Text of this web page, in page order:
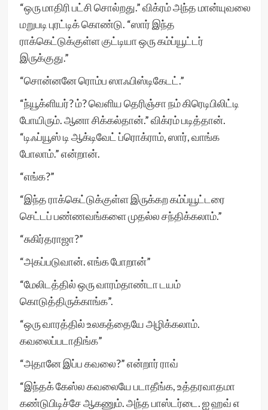
“ஒரு மாதிரி பட்சி சொல்றது.” விக்ரம் அந்த மான்யுவலை
மறுபடி புரட்டிக் கொண்டு. “ஸார் இந்த
ராக்கெட்டுக்குள்ள குட்டியா ஒரு கம்ப்யூட்டர்
இருக்குது.”
“சொன்னனே ரொம்ப ஸாஃபிஸ்டிகேடட்.”
“ந்யூக்ளியர்? ம்? வெளிய தெரிஞ்சா நம் கிரெடிபிலிட்டி
போயிரும். ஆனா சிக்கல்தான்.” விக்ரம் படித்தான்.
“டிஃப்யூஸ் டி ஆக்டிவேட் ப்ரொக்ராம், ஸார், வாங்க
போலாம்.” என்றான்.
“எங்க?”
“இந்த ராக்கெட்டுக்குள்ள இருக்கற கம்ப்யூட்டரை
செட்டப் பண்ணவங்களை முதல்ல சந்திக்கலாம்.”
“சுகிர்தராஜா?”
“அகப்படுவான். எங்க போறான்”
“மேலிடத்தில் ஒரு வாரம்தாண்டா டயம்
கொடுத்திருக்காங்க”.
“ஒரு வாரத்தில் உலகத்தையே அழிக்கலாம்.
கவலைப்படாதிங்க”
“அதானே இப்ப கவலை?” என்றார் ராவ்
“இந்தக் கேஸ்ல கவலையே படாதீங்க, உத்தரவாதமா
கண்டுபிடிச்சே ஆகணும். அந்த பாஸ்டர்டை. ஐ ஹவ் எ